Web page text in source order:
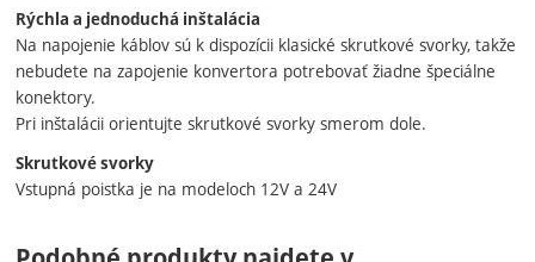
Rýchla a jednoduchá inštalácia
Na napojenie káblov sú k dispozícii klasické skrutkové svorky, takže
nebudete na zapojenie konvertora potrebovať žiadne špeciálne
konektory.
Pri inštalácii orientujte skrutkové svorky smerom dole.
Skrutkové svorky
Vstupná poistka je na modeloch 12V a 24V